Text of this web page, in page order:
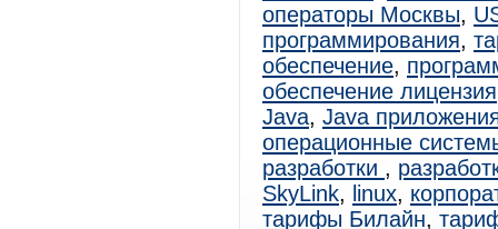
операторы Москвы,
программирования,
обеспечение,
обеспечение лицензия
Java, Java
операционные
разработки ,
SkyLink, linux,
тарифы Билайн,